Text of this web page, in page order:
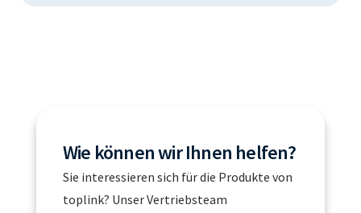
Wie können wir Ihnen helfen?
Sie interessieren sich für die Produkte von
toplink? Unser Vertriebsteam